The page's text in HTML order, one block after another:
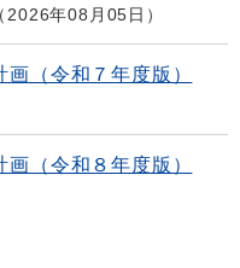
2026年08月05日
（令和７年度版）
（令和８年度版）